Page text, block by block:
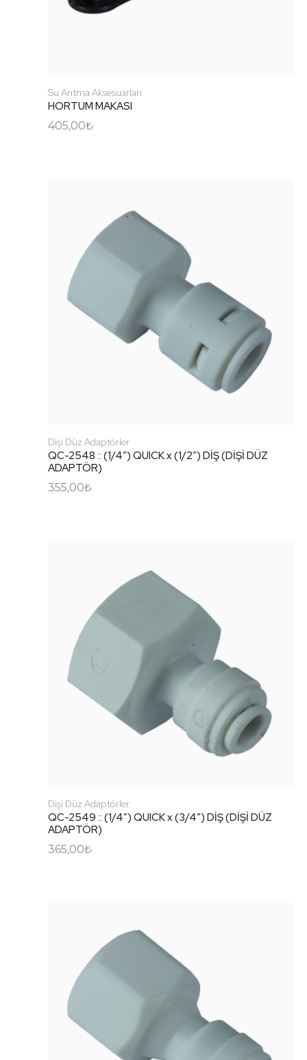
Su Arıtma Aksesuarları
HORTUM MAKASI
405,00₺
Dişi Düz Adaptörler
QC-2548 :: (1/4″) QUICK x (1/2″) DİŞ (DİŞİ DÜZ
ADAPTÖR)
355,00₺
Dişi Düz Adaptörler
QC-2549 :: (1/4″) QUICK x (3/4″) DİŞ (DİŞİ DÜZ
ADAPTÖR)
365,00₺